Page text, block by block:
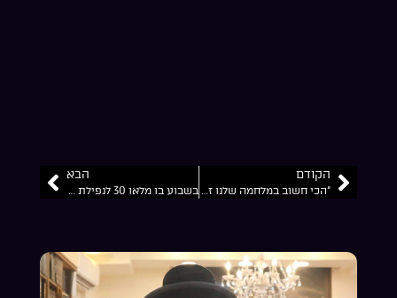
הקודם
“הכי חשוב במלחמה שלנו זה להאמין ולדעת שיש לנו תקוה בכל מצב וש..הנר שלך עדיין בוער”…
הבא
בשבוע בו מלאו 30 לנפילת חבירנו, פוצצנו את המקום שבו נפלו עומרי בן שחר וליאב עטיה ויונתן דיטש ז”ל